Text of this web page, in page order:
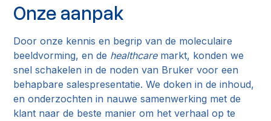
Onze aanpak
Door onze kennis en begrip van de moleculaire
beeldvorming, en de healthcare markt, konden we
snel schakelen in de noden van Bruker voor een
behapbare salespresentatie. We doken in de inhoud,
en onderzochten in nauwe samenwerking met de
klant naar de beste manier om het verhaal op te